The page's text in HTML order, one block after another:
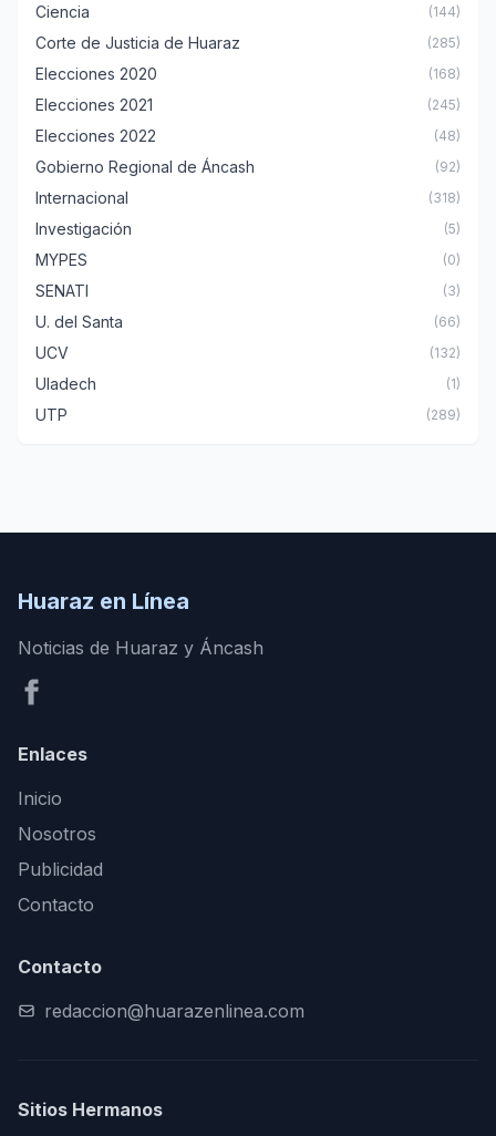
Ciencia (144)
Corte de Justicia de Huaraz (285)
Elecciones 2020 (168)
Elecciones 2021 (245)
Elecciones 2022 (48)
Gobierno Regional de Áncash (92)
Internacional (318)
Investigación (5)
MYPES (0)
SENATI (3)
U. del Santa (66)
UCV (132)
Uladech (1)
UTP (289)
Huaraz en Línea
Noticias de Huaraz y Áncash
Enlaces
Inicio
Nosotros
Publicidad
Contacto
Contacto
redaccion@huarazenlinea.com
Sitios Hermanos